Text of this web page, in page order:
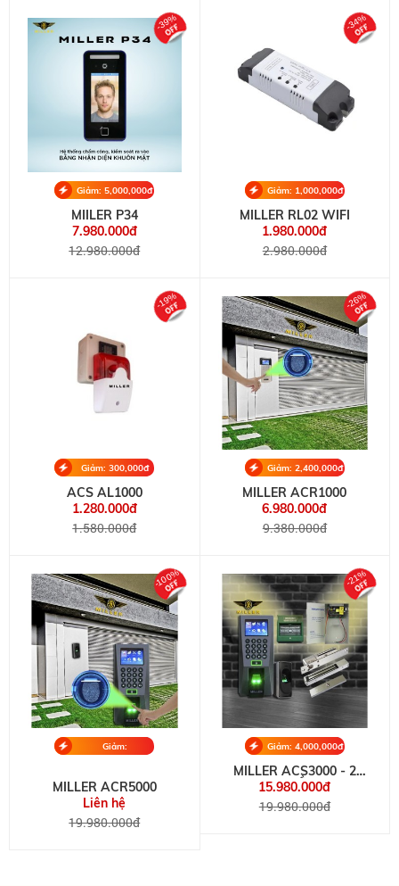
Giảm: 5,000,000đ
MIILER P34
7.980.000đ
12.980.000đ
-39%
Giảm: 1,000,000đ
MILLER RL02 WIFI
1.980.000đ
2.980.000đ
-34%
Giảm: 300,000đ
ACS AL1000
1.280.000đ
1.580.000đ
-19%
Giảm: 2,400,000đ
MILLER ACR1000
6.980.000đ
9.380.000đ
-26%
Giảm:
MILLER ACR5000
Liên hệ
19.980.000đ
-100%
Giảm: 4,000,000đ
MILLER ACS3000 - 2
CHIỀU
15.980.000đ
19.980.000đ
-21%